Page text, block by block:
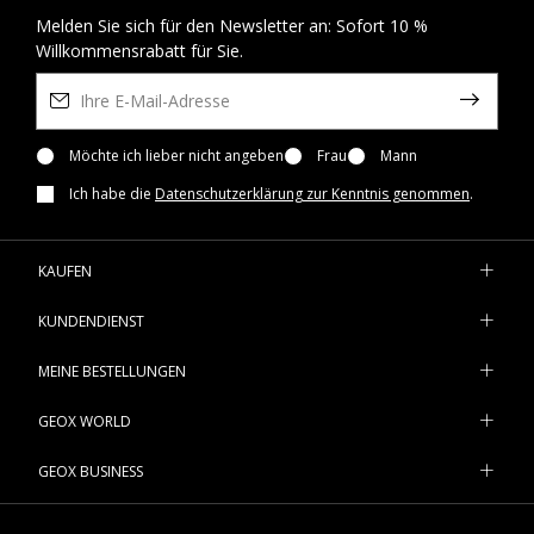
Melden Sie sich für den Newsletter an: Sofort 10 %
Willkommensrabatt für Sie.
Möchte ich lieber nicht angeben Frau
Mann
Ich habe die Datenschutzerklärung zur Kenntnis genommen.
KAUFEN
KUNDENDIENST
MEINE BESTELLUNGEN
GEOX WORLD
GEOX BUSINESS